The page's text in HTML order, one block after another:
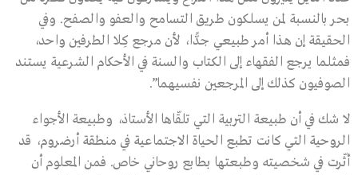
بحر بالنسبة لمن يسلكون طـريـق التسامح والعفو والصفح. وفي
الحقيقة إن هـذا أمر طبيعي جـدًّا، لأن مرجع كِلا الطرفين واحد،
فمثلما يرجع الفقهاء إلى الكتاب والسنة في الأحكام الشرعية يستند
الصوفيون كذلك إلى المرجعين نفسيهما”.
لا شك في أن طبيعة التربية التي تلقّاها الأستاذ، وطبيعة الأجواء
الروحية التي كانت تطبع الحياة الاجتماعية في منطقة أرضروم، قد
أثّرت في شخصيته وطبعتها بطابع روحاني خاص. فمن المعلوم أن